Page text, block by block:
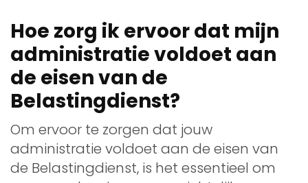
Hoe zorg ik ervoor dat mijn
administratie voldoet aan
de eisen van de
Belastingdienst?
Om ervoor te zorgen dat jouw
administratie voldoet aan de eisen van
de Belastingdienst, is het essentieel om